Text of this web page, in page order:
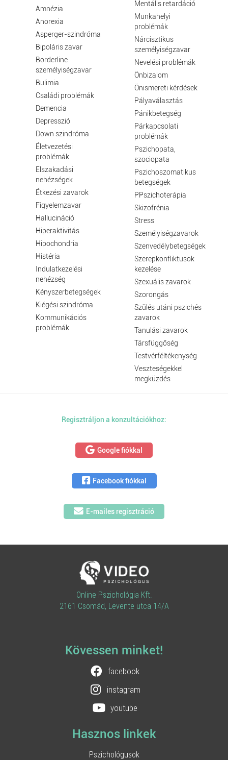
Amnézia
Anorexia
Asperger-szindróma
Bipoláris zavar
Borderline
személyiségzavar
Bulimia
Családi problémák
Demencia
Depresszió
Down szindróma
Életvezetési
problémák
Elszakadási
nehézségek
Étkezési zavarok
Figyelemzavar
Hallucináció
Hiperaktivitás
Hipochondria
Histéria
Indulatkezelési
nehézség
Kényszerbetegségek
Kiégési szindróma
Kommunikációs
problémák
Mentális retardáció
Munkahelyi
problémák
Nárcisztikus
személyiségzavar
Nevelési problémák
Önbizalom
Önismereti kérdések
Pályaválasztás
Pánikbetegség
Párkapcsolati
problémák
Pszichopata,
szociopata
Pszichoszomatikus
betegségek
PPszichoterápia
Skizofrénia
Stress
Személyiségzavarok
Szenvedélybetegségek
Szerepkonfliktusok
kezelése
Szexuális zavarok
Szorongás
Szülés utáni pszichés
zavarok
Tanulási zavarok
Társfüggőség
Testvérféltékenység
Veszteségekkel
megküzdés
Regisztráljon a konzultációkhoz:
Google fiókkal
Facebook fiókkal
E-mailes regisztráció
Online Pszichológia Kft.
2161 Csomád, Levente utca 14/A
Kövessen minket!
facebook
instagram
youtube
Hasznos linkek
Pszichológusok